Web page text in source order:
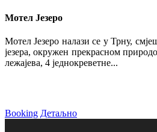
Мотел Језеро
Мотел Језеро налази се у Трну,
језера, окружен прекрасном
лежајева, 4 једнокреветне...
Booking Детаљно